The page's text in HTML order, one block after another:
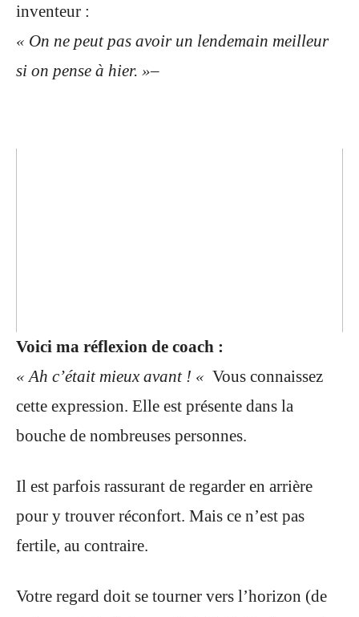
inventeur :
« On ne peut pas avoir un lendemain meilleur
si on pense à hier. »–
Voici ma réflexion de coach :
« Ah c’était mieux avant ! « Vous connaissez
cette expression. Elle est présente dans la
bouche de nombreuses personnes.
Il est parfois rassurant de regarder en arrière
pour y trouver réconfort. Mais ce n’est pas
fertile, au contraire.
Votre regard doit se tourner vers l’horizon (de